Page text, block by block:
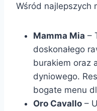
Wśród najlepszych
Mamma Mia –
doskonałego
burakiem oraz
dyniowego.
bogate menu
Oro Cavallo –